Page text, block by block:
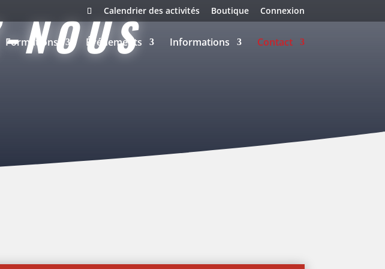
Calendrier des activités Boutique Connexion
Formations Événements Informations Contact
NOUS